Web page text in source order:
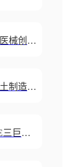
双证，均国内首个！来自杭州的医械创新力量
美敦力战略转移！手术机器人本土制造计划
创新技术：飞利浦、西门子、GE三巨头齐推新，AI技术成焦点！